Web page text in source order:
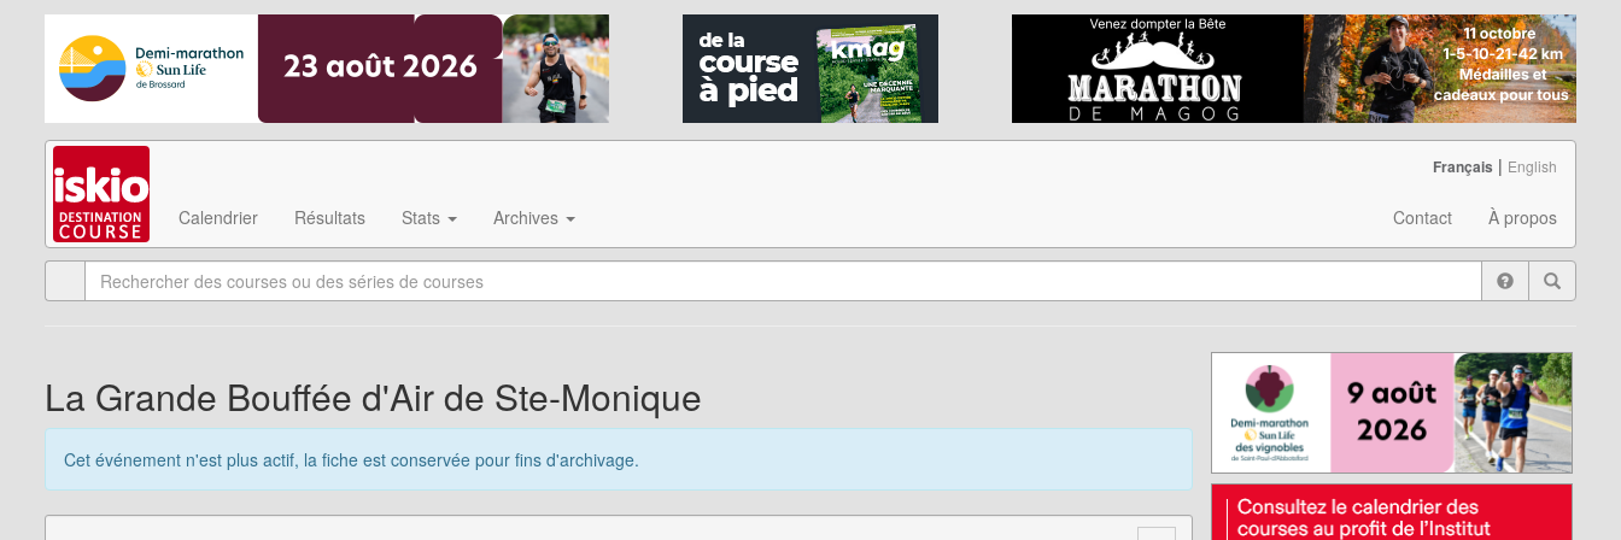
Calendrier Résultats Stats Archives Contact À propos
Français | English
La Grande Bouffée d'Air de Ste-Monique
Cet événement n'est plus actif, la fiche est conservée pour fins d'archivage.